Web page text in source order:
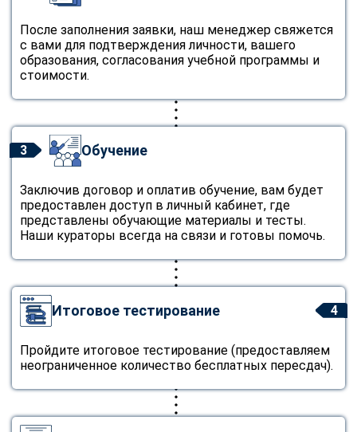
После заполнения заявки, наш менеджер свяжется
с вами для подтверждения личности, вашего
образования, согласования учебной программы и
стоимости.
3 Обучение
Заключив договор и оплатив обучение, вам будет
предоставлен доступ в личный кабинет, где
представлены обучающие материалы и тесты.
Наши кураторы всегда на связи и готовы помочь.
4
Итоговое тестирование
Пройдите итоговое тестирование (предоставляем
неограниченное количество бесплатных пересдач).